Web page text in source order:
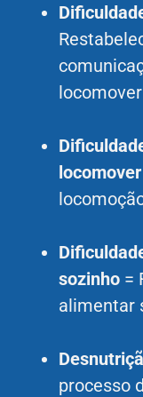
locomover
locomover
sozinho =
alimentar
processo